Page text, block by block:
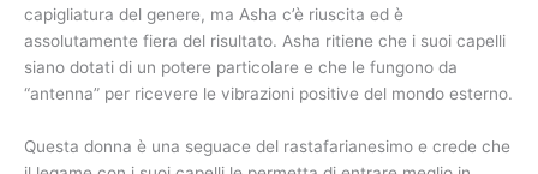
capigliatura del genere, ma Asha c’è riuscita ed è
assolutamente fiera del risultato. Asha ritiene che i suoi capelli
siano dotati di un potere particolare e che le fungono da
“antenna” per ricevere le vibrazioni positive del mondo esterno.
Questa donna è una seguace del rastafarianesimo e crede che